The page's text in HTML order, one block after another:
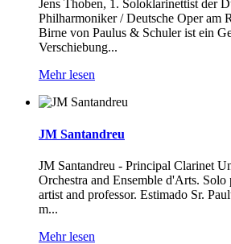
Jens Thoben, 1. Soloklarinettist der
Philharmoniker / Deutsche Oper am
Birne von Paulus & Schuler ist ein
Verschiebung...
Mehr lesen
JM Santandreu
JM Santandreu - Principal Clarinet
Orchestra and Ensemble d'Arts.
artist and professor. Estimado Sr.
m...
Mehr lesen